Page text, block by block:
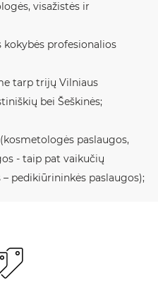
visažistės ir
kokybės profesionalios
tarp trijų Vilniaus
bei Šeškinės;
paslaugos,
- taip pat vaikučių
pedikiūrininkės paslaugos);